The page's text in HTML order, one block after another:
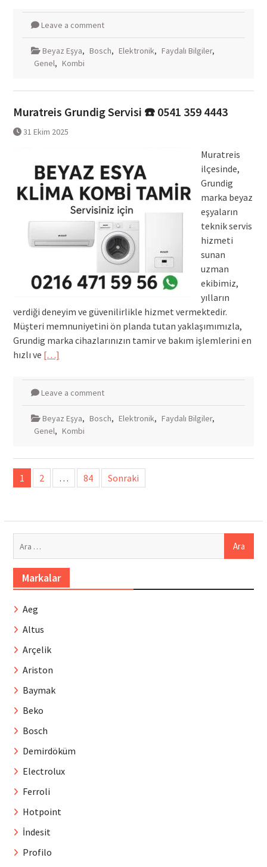
Leave a comment
Beyaz Eşya, Bosch, Elektronik, Faydalı Bilgiler,
Genel, Kombi
Muratreis Grundig Servisi ☎️ 0541 359 4443
31 Ekim 2025
Muratreis
ilçesinde,
Grundig
marka beyaz
eşyaların
teknik servis
hizmeti
sunan
uzman
ekibimiz,
yılların
verdiği deneyim ve güvenilirlikle hizmet vermektedir.
Müşteri memnuniyetini ön planda tutan yaklaşımımızla,
Grundig marka cihazlarınızın tamir ve bakım işlemlerini en
hızlı ve […]
Leave a comment
Beyaz Eşya, Bosch, Elektronik, Faydalı Bilgiler,
Genel, Kombi
Yazı
sayfalandırması
1 2 … 84 Sonraki
Markalar
Aeg
Altus
Arçelik
Ariston
Baymak
Beko
Bosch
Demirdöküm
Electrolux
Ferroli
Hotpoint
İndesit
Profilo